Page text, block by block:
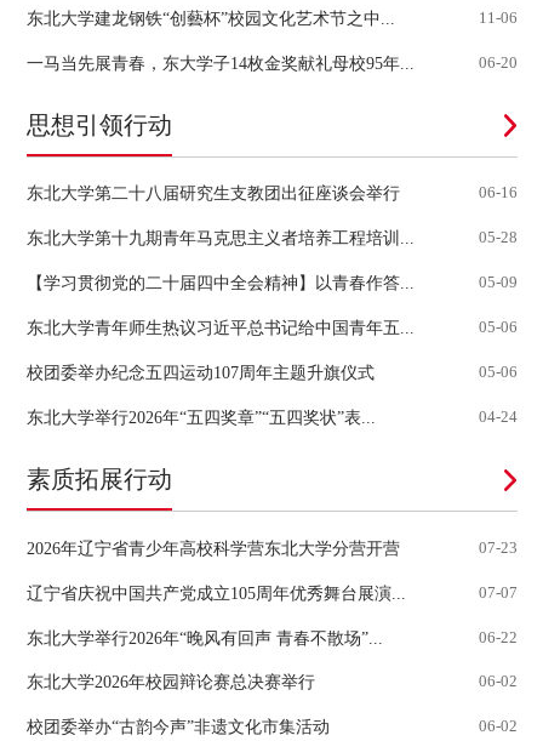
东北大学建龙钢铁“创藝杯”校园文化艺术节之中... 11-06
一马当先展青春，东大学子14枚金奖献礼母校95年... 06-20
思想引领行动
东北大学第二十八届研究生支教团出征座谈会举行 06-16
东北大学第十九期青年马克思主义者培养工程培训... 05-28
【学习贯彻党的二十届四中全会精神】以青春作答... 05-09
东北大学青年师生热议习近平总书记给中国青年五... 05-06
校团委举办纪念五四运动107周年主题升旗仪式 05-06
东北大学举行2026年“五四奖章”“五四奖状”表... 04-24
素质拓展行动
2026年辽宁省青少年高校科学营东北大学分营开营 07-23
辽宁省庆祝中国共产党成立105周年优秀舞台展演... 07-07
东北大学举行2026年“晚风有回声 青春不散场”... 06-22
东北大学2026年校园辩论赛总决赛举行 06-02
校团委举办“古韵今声”非遗文化市集活动 06-02